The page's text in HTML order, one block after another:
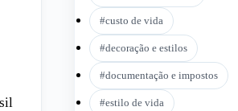
#custo de vida
#decoração e estilos
#documentação e impostos
#estilo de vida